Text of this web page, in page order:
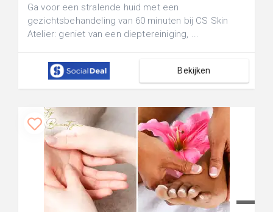
Ga voor een stralende huid met een
gezichtsbehandeling van 60 minuten bij CS Skin
Atelier: geniet van een dieptereiniging, ...
Bekijken